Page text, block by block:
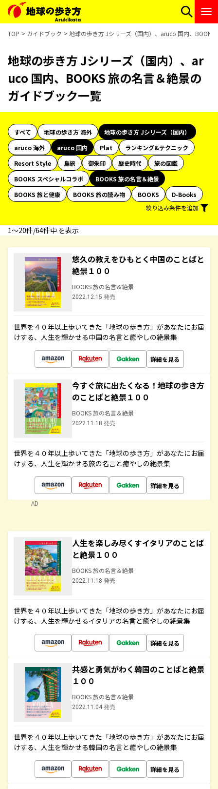
TOP ガイドブック 地球の歩き方 Jシリーズ（国内）、aruco 国内、
地球の歩き方 Jシリーズ（国内）、ar
uco 国内、BOOKS 旅の名言＆絶景の
ガイドブック一覧
すべて 地球の歩き方 海外
地球の歩き方 Jシリーズ（国内）
aruco 海外
aruco 国内 Plat
ランキング&テクニック
Resort Style
島旅 御朱印 歴史時代
旅の図鑑
BOOKS スペシャルコラボ
BOOKS 旅の名言＆絶景
BOOKS 旅と健康
BOOKS 旅の読み物 BOOKS
D-Books
絞り込み条件を追加
1〜20件/64件中 を表示
悠久の教えをひもとく中国のことばと
絶景１００
BOOKS 旅の名言＆絶景
2022.12.15 発売
世界を４０年以上歩いてきた「地球の歩き方」があなたにお届
けする、人生を輝かせる中国の名言と癒やしの絶景集
詳細を見る
今すぐ旅に出たくなる！地球の歩き方
のことばと絶景１００
BOOKS 旅の名言＆絶景
2022.11.18 発売
世界を４０年以上歩いてきた「地球の歩き方」があなたにお届
けする、人生を輝かせる旅の名言と癒やしの絶景集
詳細を見る
AD
人生を楽しみ尽くすイタリアのことば
と絶景１００
BOOKS 旅の名言＆絶景
2022.11.18 発売
世界を４０年以上歩いてきた「地球の歩き方」があなたにお届
けする、人生を輝かせるイタリアの名言と癒やしの絶景集
詳細を見る
共感と勇気がわく韓国のことばと絶景
１００
BOOKS 旅の名言＆絶景
2022.11.04 発売
世界を４０年以上歩いてきた「地球の歩き方」があなたにお届
けする、人生を輝かせる韓国の名言と癒やしの絶景集
詳細を見る